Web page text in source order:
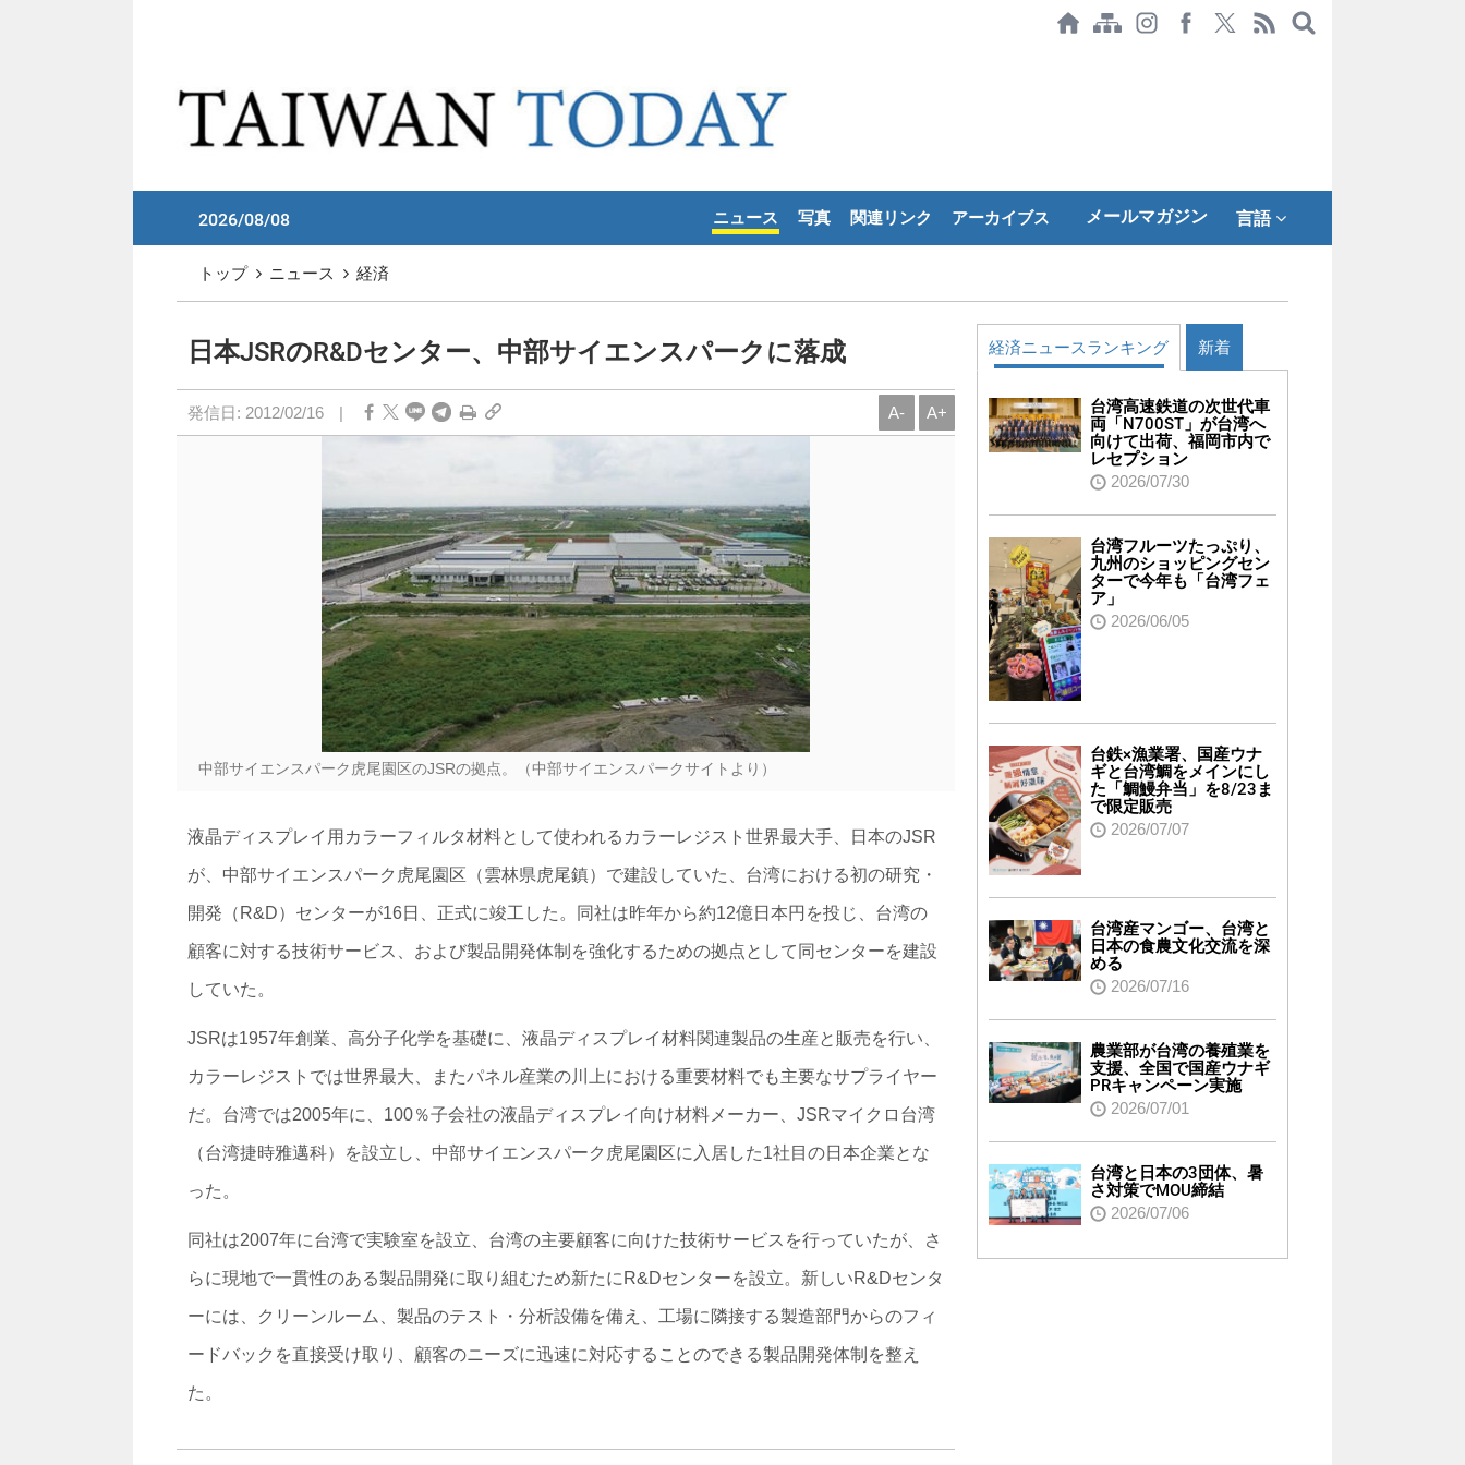
2026/08/08 メールマガジン 言語
ニュース 写真 関連リンク アーカイブス
トップ ニュース 経済
日本JSRのR&Dセンター、中部サイエンスパークに落成
発信日: 2012/02/16 | A- A+
中部サイエンスパーク虎尾園区のJSRの拠点。（中部サイエンスパークサイトより）
液晶ディスプレイ用カラーフィルタ材料として使われるカラーレジスト世界最大手、日本のJSR
が、中部サイエンスパーク虎尾園区（雲林県虎尾鎮）で建設していた、台湾における初の研究・
開発（R&D）センターが16日、正式に竣工した。同社は昨年から約12億日本円を投じ、台湾の
顧客に対する技術サービス、および製品開発体制を強化するための拠点として同センターを建設
していた。
JSRは1957年創業、高分子化学を基礎に、液晶ディスプレイ材料関連製品の生産と販売を行い、
カラーレジストでは世界最大、またパネル産業の川上における重要材料でも主要なサプライヤー
だ。台湾では2005年に、100％子会社の液晶ディスプレイ向け材料メーカー、JSRマイクロ台湾
（台湾捷時雅邁科）を設立し、中部サイエンスパーク虎尾園区に入居した1社目の日本企業とな
った。
同社は2007年に台湾で実験室を設立、台湾の主要顧客に向けた技術サービスを行っていたが、さ
らに現地で一貫性のある製品開発に取り組むため新たにR&Dセンターを設立。新しいR&Dセンタ
ーには、クリーンルーム、製品のテスト・分析設備を備え、工場に隣接する製造部門からのフィ
ードバックを直接受け取り、顧客のニーズに迅速に対応することのできる製品開発体制を整え
た。
経済ニュースランキング 新着
台湾高速鉄道の次世代車
両「N700ST」が台湾へ
向けて出荷、福岡市内で
レセプション
2026/07/30
台湾フルーツたっぷり、
九州のショッピングセン
ターで今年も「台湾フェ
ア」
2026/06/05
台鉄×漁業署、国産ウナ
ギと台湾鯛をメインにし
た「鯛鰻弁当」を8/23ま
で限定販売
2026/07/07
台湾産マンゴー、台湾と
日本の食農文化交流を深
める
2026/07/16
農業部が台湾の養殖業を
支援、全国で国産ウナギ
PRキャンペーン実施
2026/07/01
台湾と日本の3団体、暑
さ対策でMOU締結
2026/07/06